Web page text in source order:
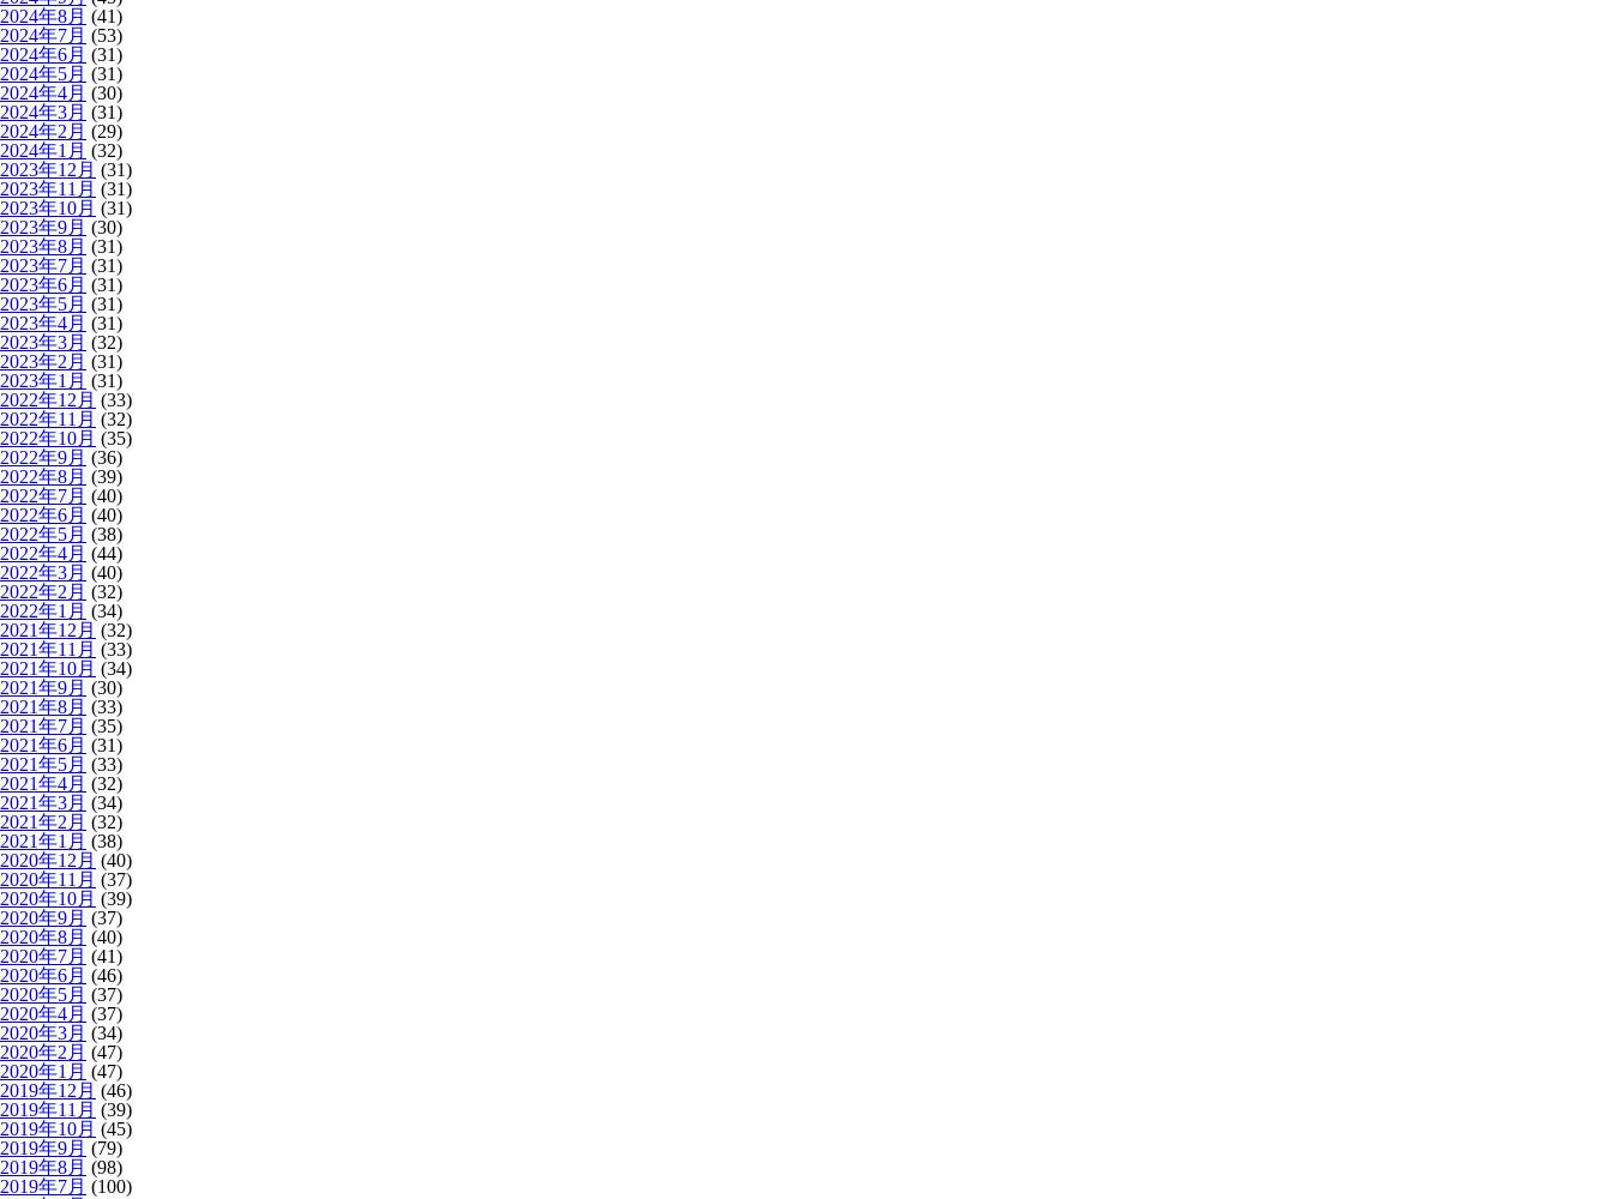
2024年8月 (41)
2024年7月 (53)
2024年6月 (31)
2024年5月 (31)
2024年4月 (30)
2024年3月 (31)
2024年2月 (29)
2024年1月 (32)
2023年12月 (31)
2023年11月 (31)
2023年10月 (31)
2023年9月 (30)
2023年8月 (31)
2023年7月 (31)
2023年6月 (31)
2023年5月 (31)
2023年4月 (31)
2023年3月 (32)
2023年2月 (31)
2023年1月 (31)
2022年12月 (33)
2022年11月 (32)
2022年10月 (35)
2022年9月 (36)
2022年8月 (39)
2022年7月 (40)
2022年6月 (40)
2022年5月 (38)
2022年4月 (44)
2022年3月 (40)
2022年2月 (32)
2022年1月 (34)
2021年12月 (32)
2021年11月 (33)
2021年10月 (34)
2021年9月 (30)
2021年8月 (33)
2021年7月 (35)
2021年6月 (31)
2021年5月 (33)
2021年4月 (32)
2021年3月 (34)
2021年2月 (32)
2021年1月 (38)
2020年12月 (40)
2020年11月 (37)
2020年10月 (39)
2020年9月 (37)
2020年8月 (40)
2020年7月 (41)
2020年6月 (46)
2020年5月 (37)
2020年4月 (37)
2020年3月 (34)
2020年2月 (47)
2020年1月 (47)
2019年12月 (46)
2019年11月 (39)
2019年10月 (45)
2019年9月 (79)
2019年8月 (98)
2019年7月 (100)